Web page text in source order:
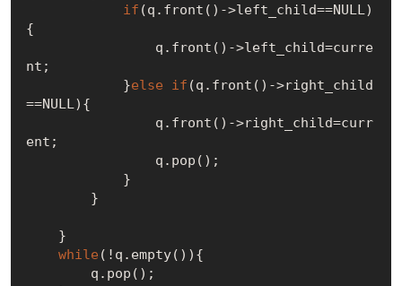
if (q.front()->left_child==NULL )
{
nt;
            }
else if (q.front()->right_child
==NULL ){
ent;
while (!q.empty()){